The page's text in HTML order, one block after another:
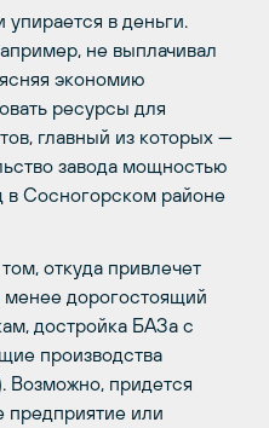
в деньги.
не выплачивал
экономию
ресурсы для
главный из которых —
завода мощностью
в Сосногорском районе
откуда привлечет
дорогостоящий
достройка БАЗа с
производства
Возможно, придется
предприятие или